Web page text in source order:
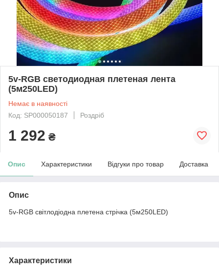
5v-RGB светодиодная плетеная лента
(5м250LED)
Немає в наявності
Код: SP000050187
Роздріб
1 292 ₴
Опис Характеристики Відгуки про товар Доставка
Опис
5v-RGB світлодіодна плетена стрічка (5м250LED)
Характеристики